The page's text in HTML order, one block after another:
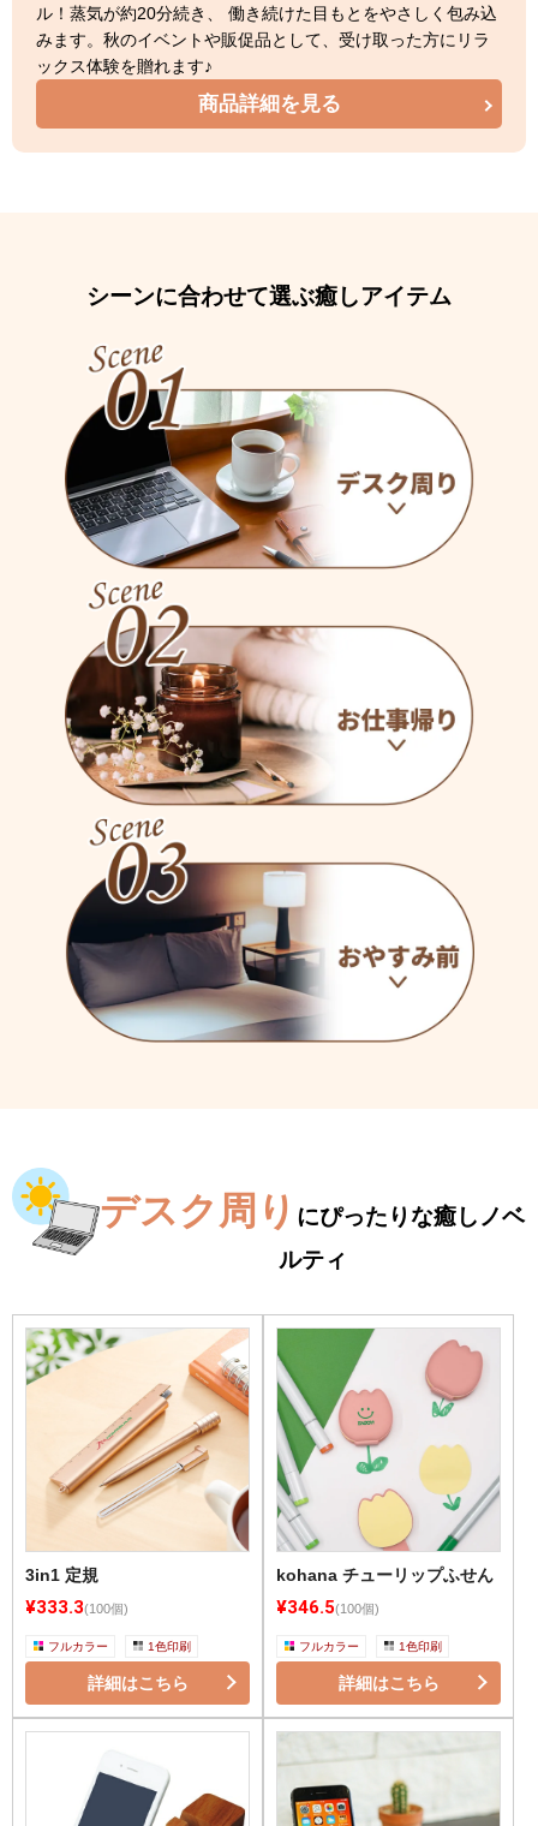
ル！蒸気が約20分続き、 働き続けた目もとをやさしく包み込
みます。秋のイベントや販促品として、受け取った方にリラ
ックス体験を贈れます♪
商品詳細を見る
シーンに合わせて選ぶ癒しアイテム
デスク周り にぴったりな癒しノベ
ルティ
3in1 定規
¥333.3(100個)
フルカラー 1色印刷
詳細はこちら
kohana チューリップふせん
¥346.5(100個)
フルカラー 1色印刷
詳細はこちら